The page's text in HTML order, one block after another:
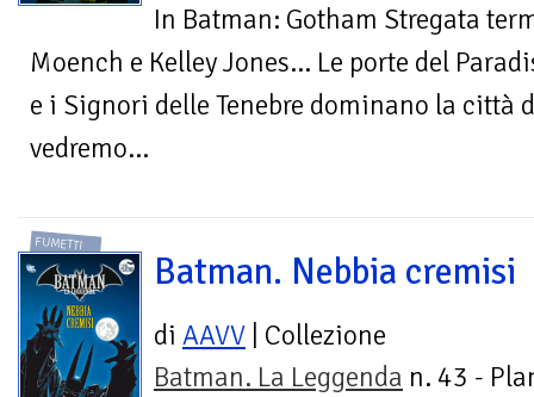
In Batman: Gotham Stregata
Moench e Kelley Jones… Le porte del
e i Signori delle Tenebre dominano la città
vedremo...
FUMETTI
Batman. Nebbia cremisi
di AAVV | Collezione
Batman. La Leggenda n. 43 -